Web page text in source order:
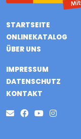
STARTSEITE
ONLINEKATALOG
ÜBER UNS
IMPRESSUM
DATENSCHUTZ
KONTAKT